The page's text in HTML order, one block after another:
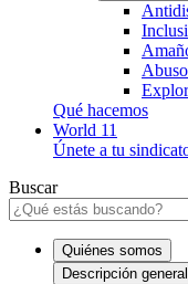
Qué hacemos
World 11
Únete a tu
Buscar
Quiénes somos
Descripción general